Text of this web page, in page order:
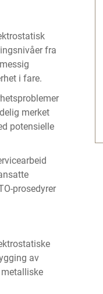
fra
i fare.
merket
potensielle
prosedyrer
av